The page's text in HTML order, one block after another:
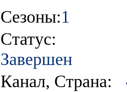
Сезоны:1
Статус:
Завершен
Канал, Страна: